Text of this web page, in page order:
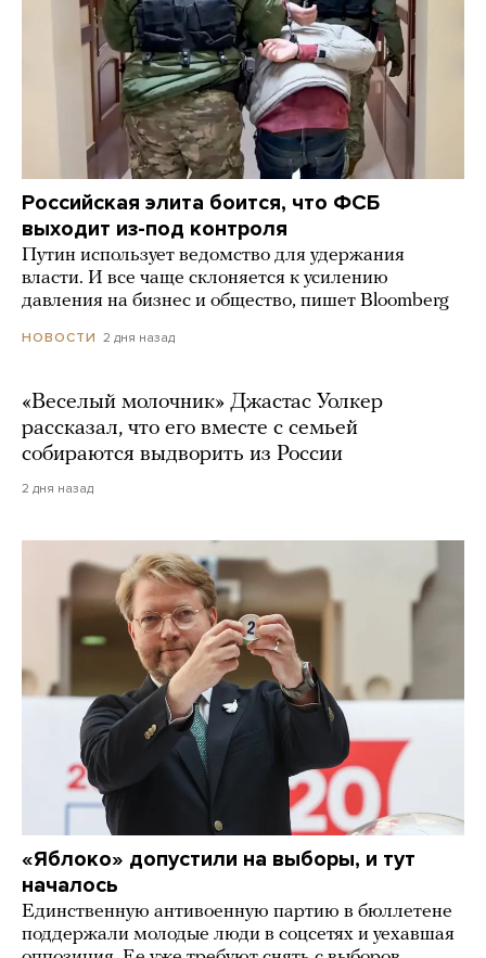
Российская элита боится, что ФСБ
выходит из-под контроля
Путин использует ведомство для удержания
власти. И все чаще склоняется к усилению
давления на бизнес и общество, пишет Bloomberg
НОВОСТИ 2 дня назад
«Веселый молочник» Джастас Уолкер
рассказал, что его вместе с семьей
собираются выдворить из России
2 дня назад
«Яблоко» допустили на выборы, и тут
началось
Единственную антивоенную партию в бюллетене
поддержали молодые люди в соцсетях и уехавшая